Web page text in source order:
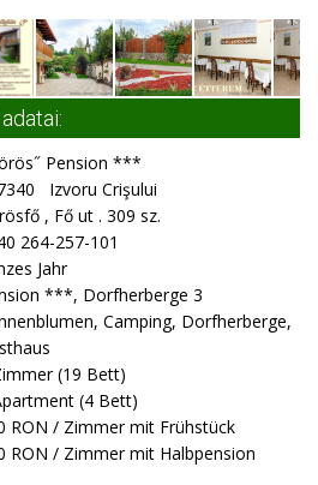
Pension ***
Izvoru Crişului
, Fő ut . 309 sz.
264-257-101
Jahr
***, Dorfherberge 3
Camping, Dorfherberge,
(19 Bett)
(4 Bett)
RON / Zimmer mit Frühstück
RON / Zimmer mit Halbpension